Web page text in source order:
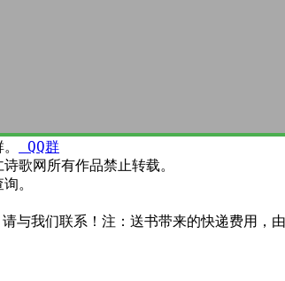
QQ群
歌网所有作品禁止转载。
。
与我们联系！注：送书带来的快递费用，由